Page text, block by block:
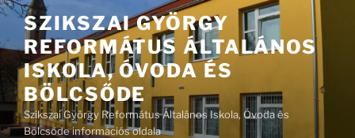
Tartalomhoz
SZIKSZAI GYÖRGY
REFORMÁTUS ÁLTALÁNOS
ISKOLA, ÓVODA ÉS
BÖLCSŐDE
Szikszai György Református Általános Iskola, Óvoda és
Bölcsőde információs oldala